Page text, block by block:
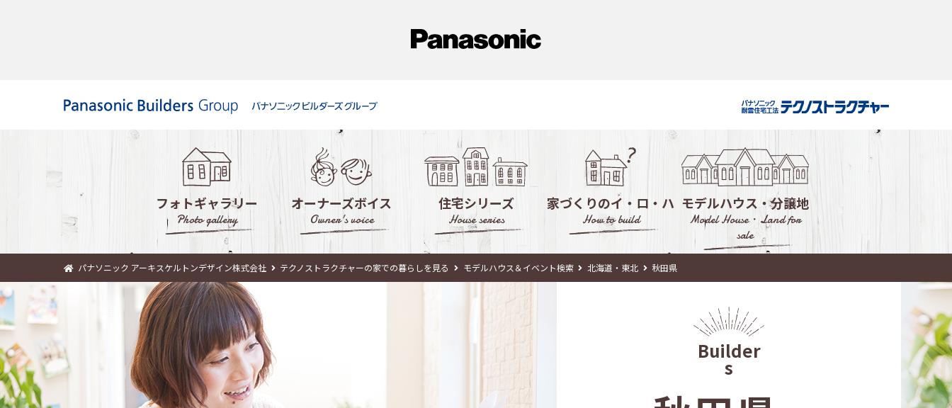
フォトギャラリー
Photo gallery
オーナーズボイス
Owner's voice
住宅シリーズ
House series
家づくりのイ・ロ・ハ
How to build
徹底活用！モデルハウス
｢転機｣への備え！｢わが家を貸す｣準備
モデルハウス・分譲地
Model House・Land for
sale
パナソニック アーキスケルトンデザイン株式会社 テクノストラクチャーの家での暮らしを見る モデルハウス＆イベント検索 北海道・東北 秋田県